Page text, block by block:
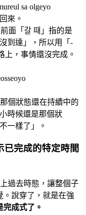
sa olgeyo
來。
面「갈 때」指的是
到達」，所以用「-
，事情還沒完成。
個狀態還在持續中的
時候還是那個狀
一樣了」。
已完成的特定時間
上過去時態，讓整個子
。說穿了，就是在強
成式了。